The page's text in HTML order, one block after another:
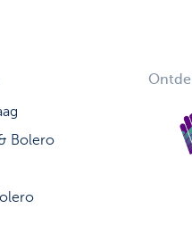
Bolero